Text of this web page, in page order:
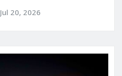
Jul 20, 2026